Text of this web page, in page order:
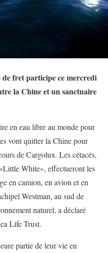
fret participe ce mercredi
la Chine et un sanctuaire
en eau libre au monde pour
vont quitter la Chine pour
de Cargolux. Les cétacés,
White», effectueront les
en camion, en avion et en
Westman, au sud de
naturel, a déclaré
Life Trust.
partie de leur vie en